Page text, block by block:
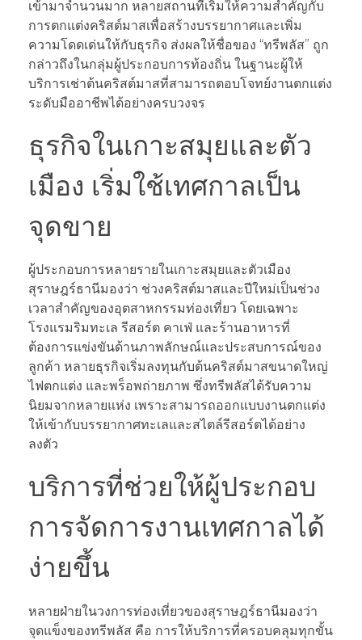
เข้ามาจำนวนมาก หลายสถานที่เริ่มให้ความสำคัญกับ
การตกแต่งคริสต์มาสเพื่อสร้างบรรยากาศและเพิ่ม
ความโดดเด่นให้กับธุรกิจ ส่งผลให้ชื่อของ “ทรีพลัส” ถูก
กล่าวถึงในกลุ่มผู้ประกอบการท้องถิ่น ในฐานะผู้ให้
บริการเช่าต้นคริสต์มาสที่สามารถตอบโจทย์งานตกแต่ง
ระดับมืออาชีพได้อย่างครบวงจร
ธุรกิจในเกาะสมุยและตัว
เมือง เริ่มใช้เทศกาลเป็น
จุดขาย
ผู้ประกอบการหลายรายในเกาะสมุยและตัวเมือง
สุราษฎร์ธานีมองว่า ช่วงคริสต์มาสและปีใหม่เป็นช่วง
เวลาสำคัญของอุตสาหกรรมท่องเที่ยว โดยเฉพาะ
โรงแรมริมทะเล รีสอร์ต คาเฟ่ และร้านอาหารที่
ต้องการแข่งขันด้านภาพลักษณ์และประสบการณ์ของ
ลูกค้า หลายธุรกิจเริ่มลงทุนกับต้นคริสต์มาสขนาดใหญ่
ไฟตกแต่ง และพร็อพถ่ายภาพ ซึ่งทรีพลัสได้รับความ
นิยมจากหลายแห่ง เพราะสามารถออกแบบงานตกแต่ง
ให้เข้ากับบรรยากาศทะเลและสไตล์รีสอร์ตได้อย่าง
ลงตัว
บริการที่ช่วยให้ผู้ประกอบ
การจัดการงานเทศกาลได้
ง่ายขึ้น
หลายฝ่ายในวงการท่องเที่ยวของสุราษฎร์ธานีมองว่า
จุดแข็งของทรีพลัส คือ การให้บริการที่ครอบคลุมทุกขั้น